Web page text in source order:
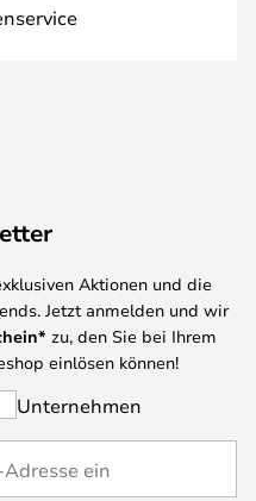
Aktionen und die
Jetzt anmelden und wir
zu, den Sie bei Ihrem
einlösen können!
Unternehmen